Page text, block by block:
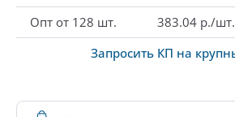
Опт от 128 шт.
383.04 р./шт.
Запросить КП на